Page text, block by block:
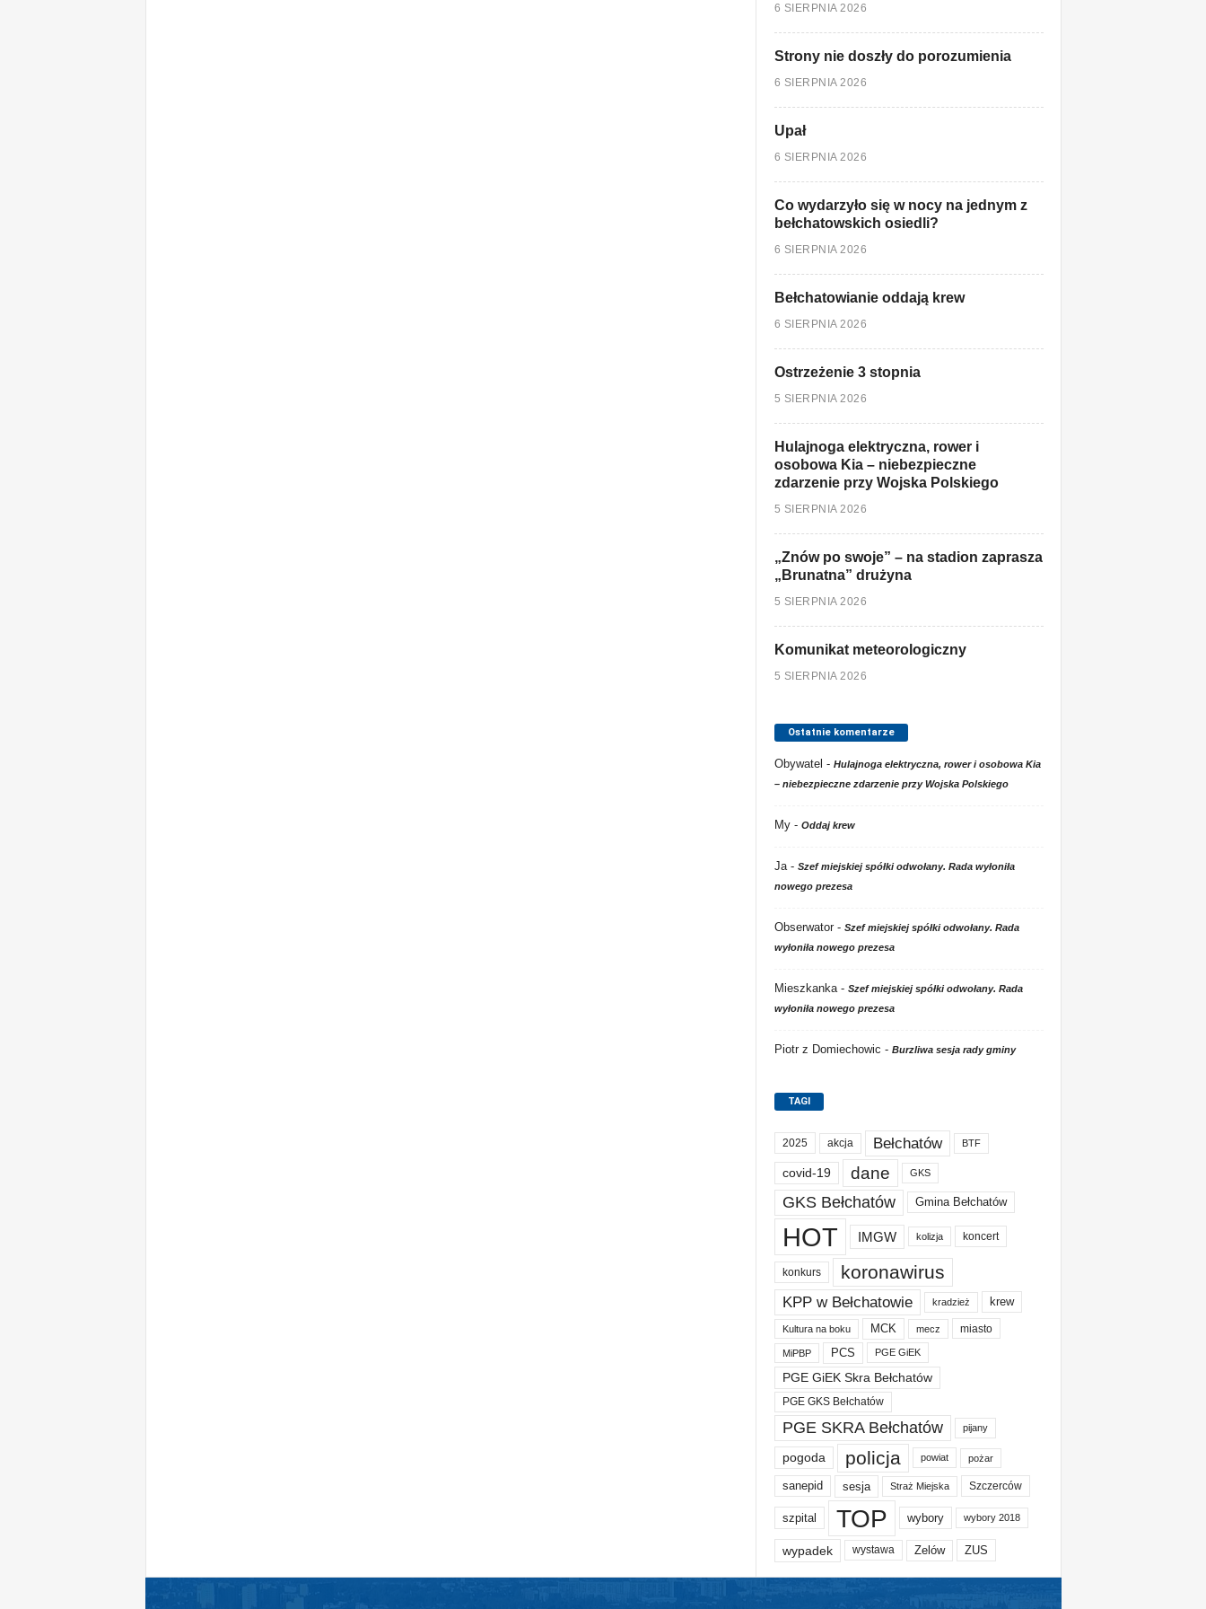
6 SIERPNIA 2026
Strony nie doszły do porozumienia
6 SIERPNIA 2026
Upał
6 SIERPNIA 2026
Co wydarzyło się w nocy na jednym z
bełchatowskich osiedli?
6 SIERPNIA 2026
Bełchatowianie oddają krew
6 SIERPNIA 2026
Ostrzeżenie 3 stopnia
5 SIERPNIA 2026
Hulajnoga elektryczna, rower i
osobowa Kia – niebezpieczne
zdarzenie przy Wojska Polskiego
5 SIERPNIA 2026
„Znów po swoje” – na stadion zaprasza
„Brunatna” drużyna
5 SIERPNIA 2026
Komunikat meteorologiczny
5 SIERPNIA 2026
Ostatnie komentarze
Obywatel - Hulajnoga elektryczna, rower i osobowa Kia
– niebezpieczne zdarzenie przy Wojska Polskiego
My- Oddaj krew
Ja- Szef miejskiej spółki odwołany. Rada wyłoniła
nowego prezesa
Obserwator- Szef miejskiej spółki odwołany. Rada
wyłoniła nowego prezesa
Mieszkanka- Szef miejskiej spółki odwołany. Rada
wyłoniła nowego prezesa
Piotr z Domiechowic - Burzliwa sesja rady gminy
TAGI
2025 akcja Bełchatów BTF
covid-19 dane GKS
GKS Bełchatów Gmina Bełchatów
HOT IMGW kolizja koncert
konkurs koronawirus
KPP w Bełchatowie kradzież krew
Kultura na boku MCK mecz miasto
MiPBP PCS PGE GiEK
PGE GiEK Skra Bełchatów
PGE GKS Bełchatów
PGE SKRA Bełchatów pijany
pogoda policja powiat pożar
sanepid sesja Straż Miejska Szczerców
szpital TOP wybory wybory 2018
wypadek wystawa Zelów ZUS